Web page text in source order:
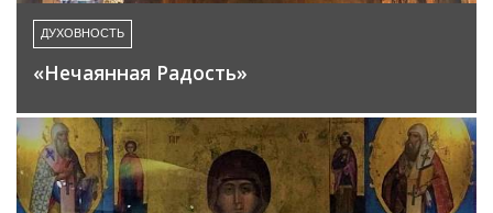
ДУХОВНОСТЬ
«Нечаянная Радость»